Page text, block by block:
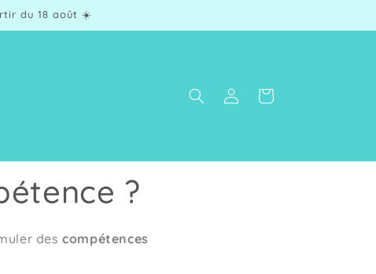
du 18 août ☀️
ConnexionPanier
?
descompétences